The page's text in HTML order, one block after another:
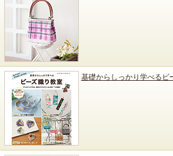
基礎からしっかり学べるビ